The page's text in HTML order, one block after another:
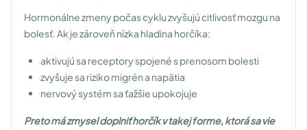
Hormonálne zmeny počas cyklu zvyšujú citlivosť mozgu na
bolesť. Ak je zároveň nízka hladina horčíka:
aktivujú sa receptory spojené s prenosom bolesti
zvyšuje sa riziko migrén a napätia
nervový systém sa ťažšie upokojuje
Preto má zmysel doplniť horčík v takej forme, ktorá sa vie